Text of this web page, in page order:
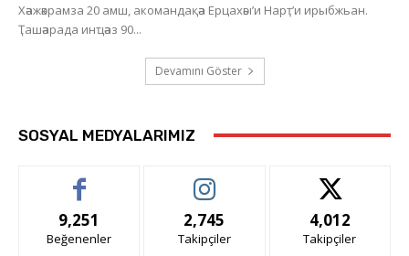
Хәажәкрамза 20 амш, акомандақәа Ерцахәы’и Нарҭ’и ирыбжьан.
Ҭашәарада инҵәаз 90...
Devamını Göster
SOSYAL MEDYALARIMIZ
9,251
Beğenenler
2,745
Takipçiler
4,012
Takipçiler